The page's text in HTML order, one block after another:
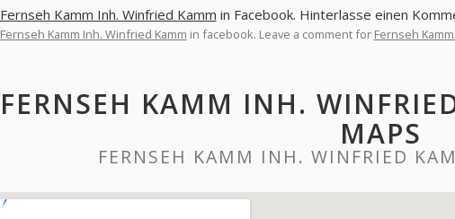
Fernseh Kamm Inh. Winfried Kamm in Facebook. Hinterlasse einen
Fernseh Kamm Inh. Winfried Kamm in facebook. Leave a comment for Fernseh
FERNSEH KAMM INH.
MAPS
FERNSEH KAMM INH. WINFRIED